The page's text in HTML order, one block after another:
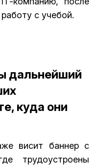
с учебой.
дальнейший
куда они
висит баннер с
трудоустроены